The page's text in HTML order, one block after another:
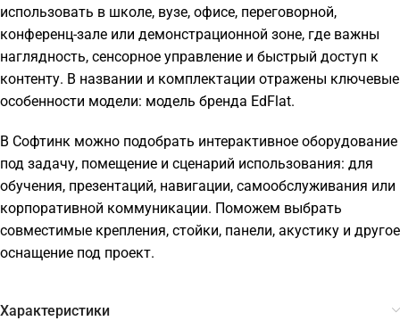
использовать в школе, вузе, офисе, переговорной,
конференц-зале или демонстрационной зоне, где важны
наглядность, сенсорное управление и быстрый доступ к
контенту. В названии и комплектации отражены ключевые
особенности модели: модель бренда EdFlat.
В Софтинк можно подобрать интерактивное оборудование
под задачу, помещение и сценарий использования: для
обучения, презентаций, навигации, самообслуживания или
корпоративной коммуникации. Поможем выбрать
совместимые крепления, стойки, панели, акустику и другое
оснащение под проект.
Характеристики